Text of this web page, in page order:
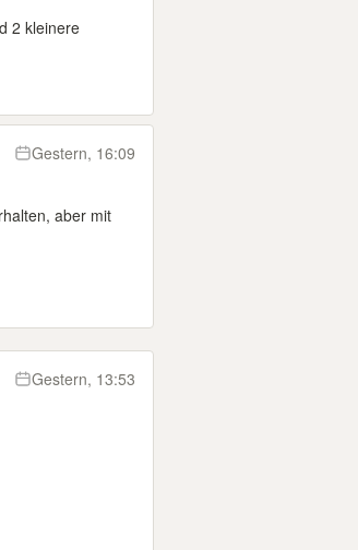
2 kleinere
Gestern, 16:09
aber mit
Gestern, 13:53